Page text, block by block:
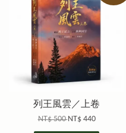
列王風雲／上卷
NT$ 500NT$ 440